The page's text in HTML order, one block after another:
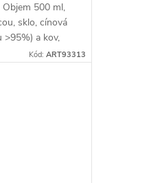
500 ml,
sklo, cínová
>95%) a kov,
Kód: ART93313